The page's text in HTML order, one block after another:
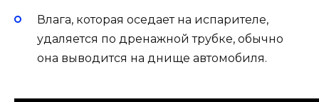
Влага, которая оседает на испарителе,
удаляется по дренажной трубке, обычно
она выводится на днище автомобиля.